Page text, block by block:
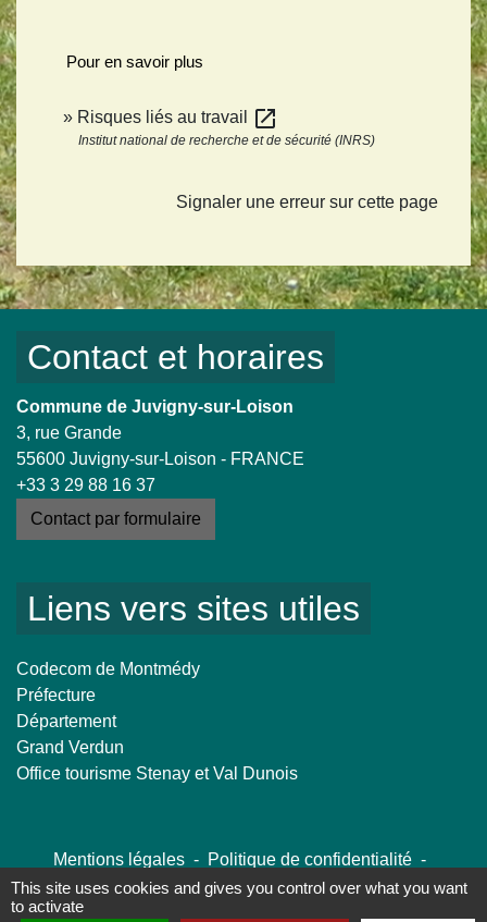
Pour en savoir plus
Risques liés au travail open_in_new
Institut national de recherche et de sécurité (INRS)
Signaler une erreur sur cette page
Contact et horaires
Commune de Juvigny-sur-Loison
3, rue Grande
55600 Juvigny-sur-Loison - FRANCE
+33 3 29 88 16 37
Contact par formulaire
Liens vers sites utiles
Codecom de Montmédy
Préfecture
Département
Grand Verdun
Office tourisme Stenay et Val Dunois
Mentions légales - Politique de confidentialité -
Accessibilité - Plan du site - Gestion des cookies
This site uses cookies and gives you control over what you want
to activate